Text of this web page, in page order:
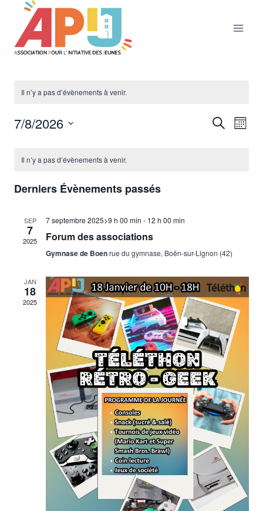
contenu
Il n’y a pas d’évènements à venir.
Recherche
Mois
7/8/2026
une
Calendrier
Il n’y a pas d’évènements à venir.
Derniers Évènements passés
SEP
7
2025
7 septembre 2025>9 h 00 min - 12 h 00 min
Forum des associations
Gymnase de Boenrue du gymnase, Boën-sur-Lignon (42)
JAN
18
2025